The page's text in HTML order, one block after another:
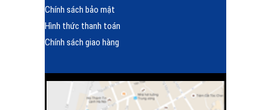
Chính sách bảo mật
Hình thức thanh toán
Chính sách giao hàng